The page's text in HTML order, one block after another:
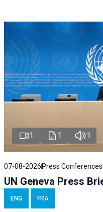
1 1 1
07-08-2026 Press Conferences
UN Geneva Press
ENG FRA